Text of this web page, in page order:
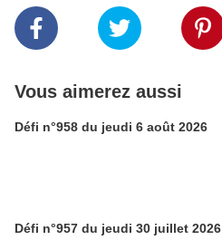
Vous aimerez aussi
Défi n°958 du jeudi 6 août 2026
Défi n°957 du jeudi 30 juillet 2026